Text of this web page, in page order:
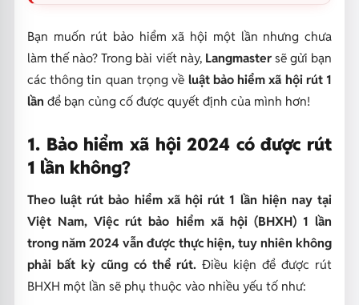
Bạn muốn rút bảo hiểm xã hội một lần nhưng chưa
làm thế nào? Trong bài viết này, Langmaster sẽ gửi bạn
các thông tin quan trọng về luật bảo hiểm xã hội rút 1
lần để bạn củng cố được quyết định của mình hơn!
1. Bảo hiểm xã hội 2024 có được rút
1 lần không?
Theo luật rút bảo hiểm xã hội rút 1 lần hiện nay tại
Việt Nam, Việc rút bảo hiểm xã hội (BHXH) 1 lần
trong năm 2024 vẫn được thực hiện, tuy nhiên không
phải bất kỳ cũng có thể rút. Điều kiện để được rút
BHXH một lần sẽ phụ thuộc vào nhiều yếu tố như: